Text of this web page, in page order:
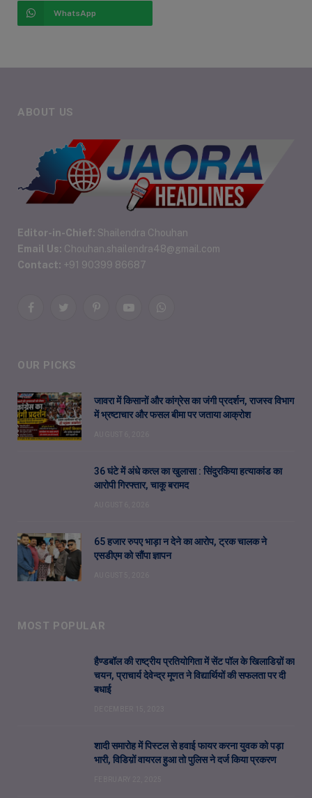
WhatsApp
ABOUT US
Editor-in-Chief: Shailendra Chouhan
Email Us: Chouhan.shailendra48@gmail.com
Contact: +91 90399 86687
FacebookTwitterPinterestYouTubeWhatsApp
OUR PICKS
जावरा में किसानों और कांग्रेस का जंगी प्रदर्शन, राजस्व विभाग
में भ्रष्टाचार और फसल बीमा पर जताया आक्रोश
36 घंटे में अंधे कत्ल का खुलासा : सिंदुरकिया हत्याकांड का
आरोपी गिरफ्तार, चाकू बरामद
65 हजार रुपए भाड़ा न देने का आरोप, ट्रक चालक ने
एसडीएम को सौंपा ज्ञापन
MOST POPULAR
हैण्डबॉल की राष्ट्रीय प्रतियोगिता में सेंट पॉल के खिलाडिय़ों का
चयन, प्राचार्य देवेन्द्र मूणत ने विद्यार्थियों की सफलता पर दी
बधाई
शादी समारोह में पिस्टल से हवाई फायर करना युवक को पड़ा
भारी, विडिय़ों वायरल हुआ तो पुलिस ने दर्ज किया प्रकरण